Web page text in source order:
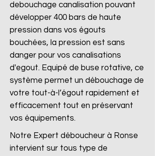
debouchage canalisation pouvant
développer 400 bars de haute
pression dans vos égouts
bouchées, la pression est sans
danger pour vos canalisations
d'egout. Equipé de buse rotative, ce
système permet un débouchage de
votre tout-à-l’égout rapidement et
efficacement tout en préservant
vos équipements.
Notre Expert déboucheur à Ronse
intervient sur tous type de